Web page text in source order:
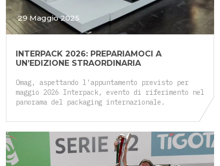
29 Maggio 2025
INTERPACK 2026: PREPARIAMOCI A
UN’EDIZIONE STRAORDINARIA
Omag, aspettando l'appuntamento previsto per
maggio 2026 Interpack, evento di riferimento nel
panorama del packaging internazionale.